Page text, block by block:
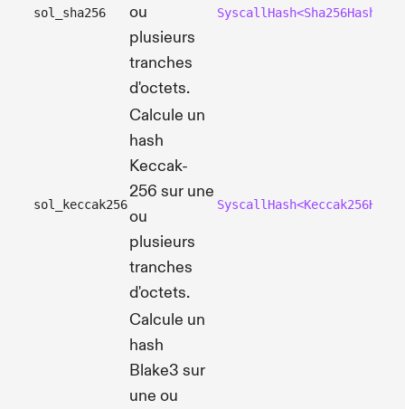
sol_sha256
ou
plusieurs
tranches
d'octets.
SyscallHash<Sha256Hasher>
sol_keccak256
Calcule un
hash
Keccak-
256 sur une
ou
plusieurs
tranches
d'octets.
Calcule un
hash
Blake3 sur
une ou